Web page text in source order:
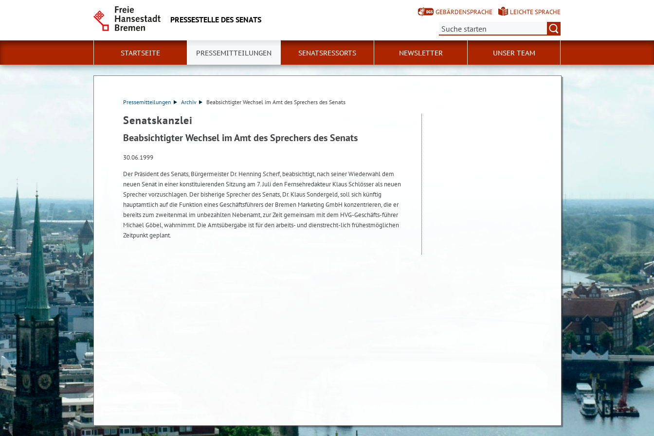
PRESSESTELLE DES SENATS
GEBÄRDENSPRACHE
LEICHTE SPRACHE
Suche:
STARTSEITE PRESSEMITTEILUNGEN SENATSRESSORTS NEWSLETTER UNSER TEAM
Pressemitteilungen Archiv Beabsichtigter Wechsel im Amt des Sprechers des Senats
Senatskanzlei
Beabsichtigter Wechsel im Amt des Sprechers des Senats
30.06.1999
Der Präsident des Senats, Bürgermeister Dr. Henning Scherf, beabsichtigt, nach seiner Wiederwahl dem
neuen Senat in einer konstituierenden Sitzung am 7. Juli den Fernsehredakteur Klaus Schlösser als neuen
Sprecher vorzuschlagen. Der bisherige Sprecher des Senats, Dr. Klaus Sondergeld, soll sich künftig
hauptamtlich auf die Funktion eines Geschäftsführers der Bremen Marketing GmbH konzentrieren, die er
bereits zum zweitenmal im unbezahlten Nebenamt, zur Zeit gemeinsam mit dem HVG-Geschäfts-führer
Michael Göbel, wahrnimmt. Die Amtsübergabe ist für den arbeits- und dienstrecht-lich frühestmöglichen
Zeitpunkt geplant.